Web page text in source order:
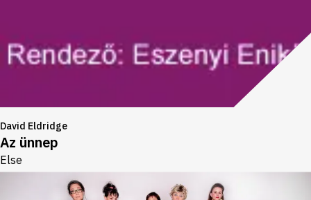
David Eldridge
Az ünnep
Else